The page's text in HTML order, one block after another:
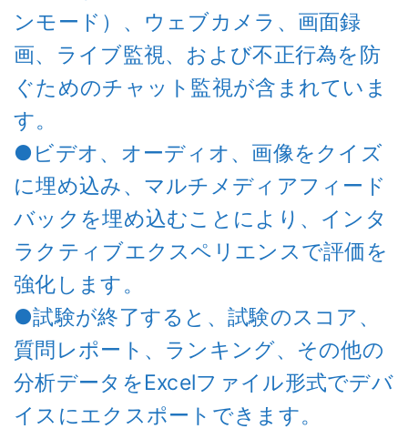
ンモード）、ウェブカメラ、画面録
画、ライブ監視、および不正行為を防
ぐためのチャット監視が含まれていま
す。
●ビデオ、オーディオ、画像をクイズ
に埋め込み、マルチメディアフィード
バックを埋め込むことにより、インタ
ラクティブエクスペリエンスで評価を
強化します。
●試験が終了すると、試験のスコア、
質問レポート、ランキング、その他の
分析データをExcelファイル形式でデバ
イスにエクスポートできます。